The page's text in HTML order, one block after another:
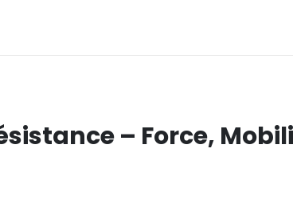
– Force,